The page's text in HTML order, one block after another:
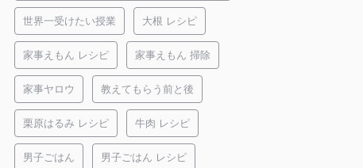
世界一受けたい授業 大根 レシピ
家事えもん レシピ 家事えもん 掃除
家事ヤロウ 教えてもらう前と後
栗原はるみ レシピ 牛肉 レシピ
男子ごはん 男子ごはん レシピ